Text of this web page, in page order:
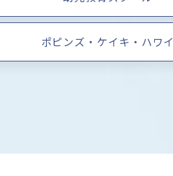
ポピンズ・ケイキ・ハワイ